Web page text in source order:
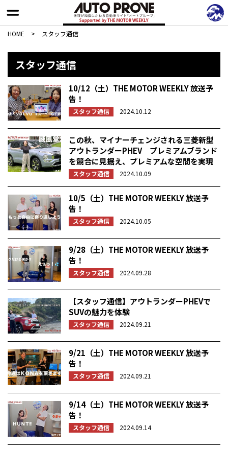
HOME > スタッフ通信
スタッフ通信
10/12（土）THE MOTOR WEEKLY 放送予
告！
スタッフ通信 2024.10.12
この秋、マイナーチェンジされる三菱新型
アウトランダーPHEV プレミアムブランド
を競合に見据え、プレミアムな空間を実現
スタッフ通信 2024.10.09
10/5（土）THE MOTOR WEEKLY 放送予
告！
スタッフ通信 2024.10.05
9/28（土）THE MOTOR WEEKLY 放送予
告！
スタッフ通信 2024.09.28
【スタッフ通信】アウトランダーPHEVで
SUVの魅力を体験
スタッフ通信 2024.09.21
9/21（土）THE MOTOR WEEKLY 放送予
告！
スタッフ通信 2024.09.21
9/14（土）THE MOTOR WEEKLY 放送予
告！
スタッフ通信 2024.09.14